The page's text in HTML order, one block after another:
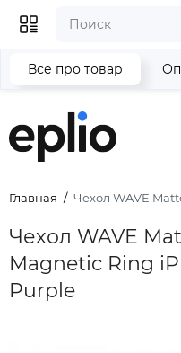
Главная Чехол WAVE
Чехол WAVE
Magnetic Ring
Purple
Все про товар